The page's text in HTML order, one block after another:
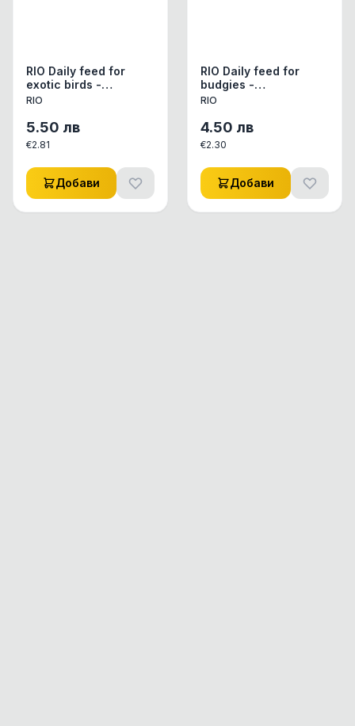
RIO Daily feed for
exotic birds -
Пълноценна
екзотични птици 500
гр
RIO
5.50 лв
€2.81
Добави
RIO Daily feed for
budgies -
Пълноценна
вълнисти папагали
500 гр
RIO
4.50 лв
€2.30
Добави